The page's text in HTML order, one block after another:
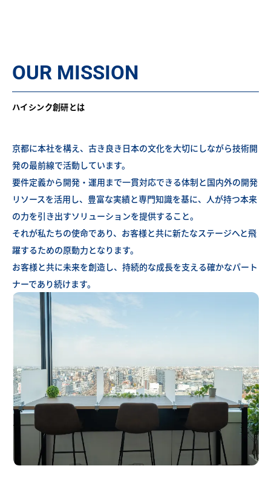
OUR MISSION
ハイシンク創研とは
京都に本社を構え、古き良き日本の文化を大切にしながら技術開
発の最前線で活動しています。
要件定義から開発・運用まで一貫対応できる体制と国内外の開発
リソースを活用し、豊富な実績と専門知識を基に、人が持つ本来
の力を引き出すソリューションを提供すること。
それが私たちの使命であり、お客様と共に新たなステージへと飛
躍するための原動力となります。
お客様と共に未来を創造し、持続的な成長を支える確かなパート
ナーであり続けます。